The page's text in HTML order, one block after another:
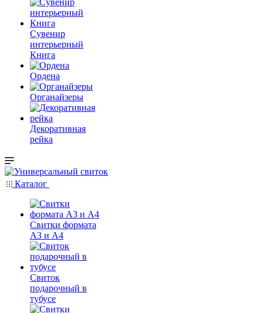
Сувенир
интерьерный
Книга
Ордена
Органайзеры
Декоративная
рейка
Каталог
Свитки формата
А3 и А4
Свиток
подарочный в
тубусе